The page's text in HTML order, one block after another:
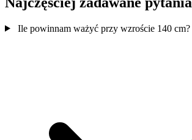
Ile powinnam ważyć przy wzroście 140 cm?